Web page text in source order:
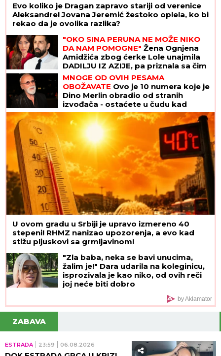
Evo koliko je Dragan zapravo stariji od verenice
Aleksandre! Jovana Jeremić žestoko oplela, ko bi
rekao da je ovolika razlika?
"OKO SINA PERUNA NE MOŽE NIKO
DA NAM POMOGNE" Žena Ognjena
Amidžića zbog ćerke Lole unajmila
DADILJU IZ AZIJE, pa priznala sa čim
se suočavaju u domu! (FOTO)
MNOGE OD OVIH PESAMA
OBOŽAVATE Ovo je 10 numera koje je
Dino Merlin obradio od stranih
izvođača - ostaćete u čudu kad
vidite spisak
U ovom gradu u Srbiji je upravo izmereno 40
stepeni! RHMZ nanizao upozorenja, a evo kad
stižu pljuskovi sa grmljavinom!
"Zla baba, neka se bavi unucima,
žalim je!" Dara udarila na koleginicu,
isprozivala je kao niko, od ovih reči
joj neće biti dobro
by Aklamator
ZABAVA
ESTRADA 23:59 06.08.2026